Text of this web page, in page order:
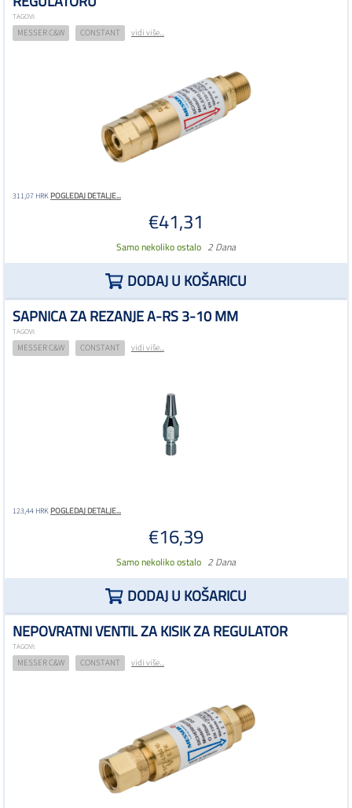
TAGOVI:
MESSER C&W CONSTANT vidi više...
311,07 HRKPOGLEDAJ DETALJE...
€41,31
Samo nekoliko ostalo 2 Dana
DODAJ U KOŠARICU
SAPNICA ZA REZANJE A-RS 3-10 MM
TAGOVI:
MESSER C&W CONSTANT vidi više...
123,44 HRKPOGLEDAJ DETALJE...
€16,39
Samo nekoliko ostalo 2 Dana
DODAJ U KOŠARICU
NEPOVRATNI VENTIL ZA KISIK ZA REGULATOR
TAGOVI:
MESSER C&W CONSTANT vidi više...